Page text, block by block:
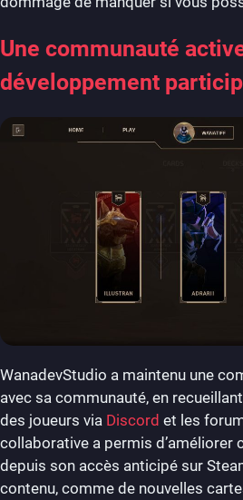
Une communauté
développement
WanadevStudio a maintenu une
avec sa communauté, en
des joueurs via Discord et les
collaborative a permis d’améliorer
depuis son accès anticipé sur
contenu, comme de nouvelles